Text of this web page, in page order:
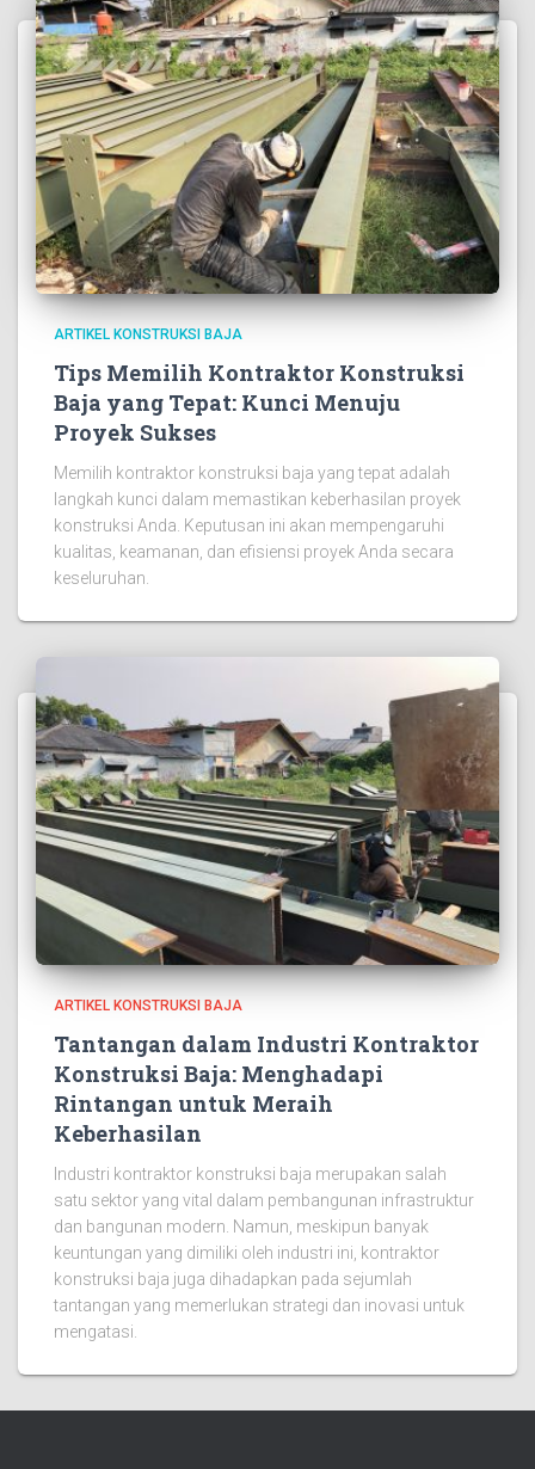
ARTIKEL KONSTRUKSI BAJA
Tips Memilih Kontraktor Konstruksi
Baja yang Tepat: Kunci Menuju
Proyek Sukses
Memilih kontraktor konstruksi baja yang tepat adalah
langkah kunci dalam memastikan keberhasilan proyek
konstruksi Anda. Keputusan ini akan mempengaruhi
kualitas, keamanan, dan efisiensi proyek Anda secara
keseluruhan.
ARTIKEL KONSTRUKSI BAJA
Tantangan dalam Industri Kontraktor
Konstruksi Baja: Menghadapi
Rintangan untuk Meraih
Keberhasilan
Industri kontraktor konstruksi baja merupakan salah
satu sektor yang vital dalam pembangunan infrastruktur
dan bangunan modern. Namun, meskipun banyak
keuntungan yang dimiliki oleh industri ini, kontraktor
konstruksi baja juga dihadapkan pada sejumlah
tantangan yang memerlukan strategi dan inovasi untuk
mengatasi.